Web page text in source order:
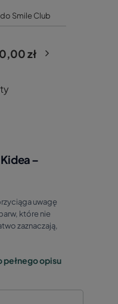
Smile Club
0,00 zł
–
uwagę
które nie
zaznaczają,
pełnego opisu